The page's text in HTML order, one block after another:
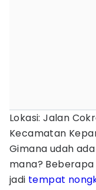
Lokasi: Jalan
Kecamatan
Gimana udah
mana?
jadi tempat